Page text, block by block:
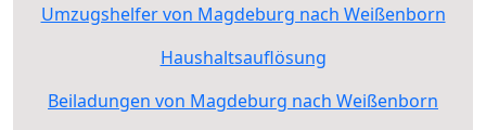
Umzugshelfer von Magdeburg nach Weißenborn
Haushaltsauflösung
Beiladungen von Magdeburg nach Weißenborn